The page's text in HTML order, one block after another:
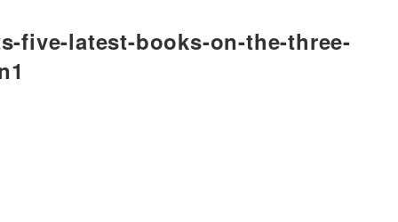
five-latest-books-on-the-three-